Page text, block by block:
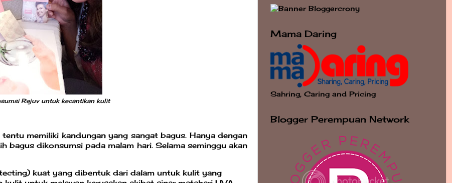
Rejuv untuk kecantikan kulit
memiliki kandungan yang sangat bagus. Hanya dengan
bagus dikonsumsi pada malam hari. Selama seminggu akan
kuat yang dibentuk dari dalam untuk kulit yang
Mama Daring
Sahring, Caring and Pricing
Blogger Perempuan Network